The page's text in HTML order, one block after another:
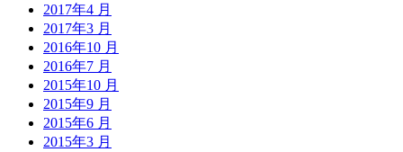
2017年4 月
2017年3 月
2016年10 月
2016年7 月
2015年10 月
2015年9 月
2015年6 月
2015年3 月